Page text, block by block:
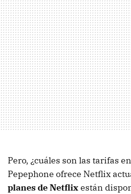
Pero, ¿cuáles son las tarifas
Pepephone ofrece Netflix
planes de Netflixestán